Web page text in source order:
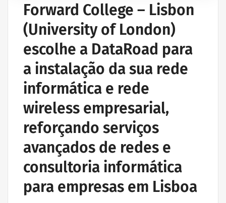
Forward College – Lisbon
(University of London)
escolhe a DataRoad para
a instalação da sua rede
informática e rede
wireless empresarial,
reforçando serviços
avançados de redes e
consultoria informática
para empresas em Lisboa